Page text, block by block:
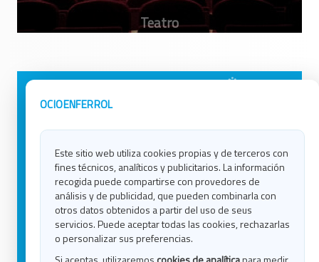
OCIOENFERROL
Este sitio web utiliza cookies propias y de terceros con
fines técnicos, analíticos y publicitarios. La información
recogida puede compartirse con provedores de
análisis y de publicidad, que pueden combinarla con
otros datos obtenidos a partir del uso de seus
servicios. Puede aceptar todas las cookies, rechazarlas
o personalizar sus preferencias.
Avisos Legales
Contacto
Política de Cookies
Ocio en Lugo
Ocio en Ourense
Ocio en Pontevedra
Ocio en Santiago
Ocio en Vigo
Blog